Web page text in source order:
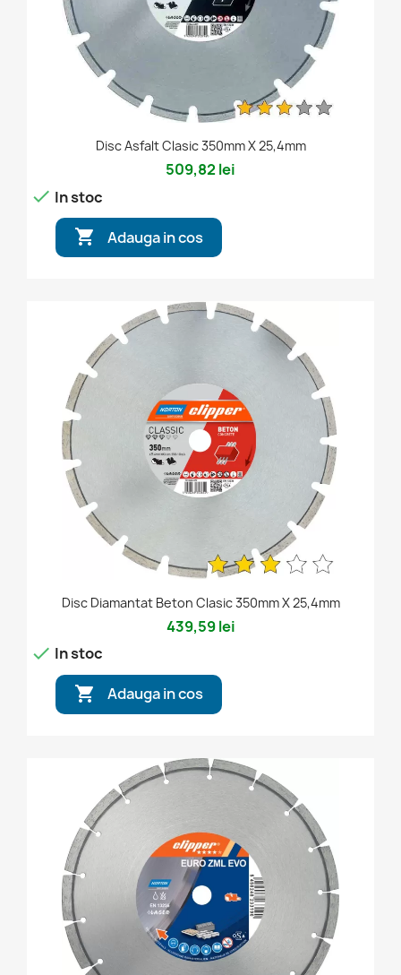
Disc Asfalt Clasic 350mm X 25,4mm
509,82 lei
 In stoc
 Adauga in cos
Disc Diamantat Beton Clasic 350mm X 25,4mm
439,59 lei
 In stoc
 Adauga in cos